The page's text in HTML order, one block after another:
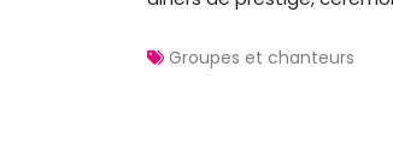
Groupes et chanteurs